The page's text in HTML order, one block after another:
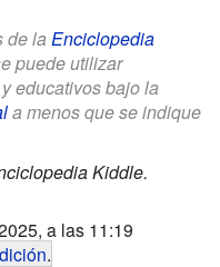
de la Enciclopedia
puede utilizar
educativos bajo la
a menos que se indique
Kiddle.
a las 11:19
.